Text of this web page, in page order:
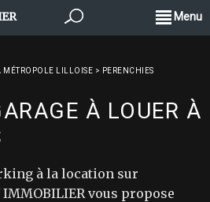
Menu
MÉTROPOLE LILLOISE > PERENCHIES
À LOUER À
à la location sur
vous propose